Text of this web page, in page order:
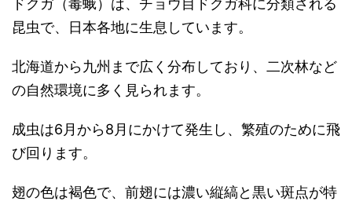
ドクガ（毒蛾）は、チョウ目ドクガ科に分類される
昆虫で、日本各地に生息しています。
北海道から九州まで広く分布しており、二次林など
の自然環境に多く見られます。
成虫は6月から8月にかけて発生し、繁殖のために飛
び回ります。
翅の色は褐色で、前翅には濃い縦縞と黒い斑点が特